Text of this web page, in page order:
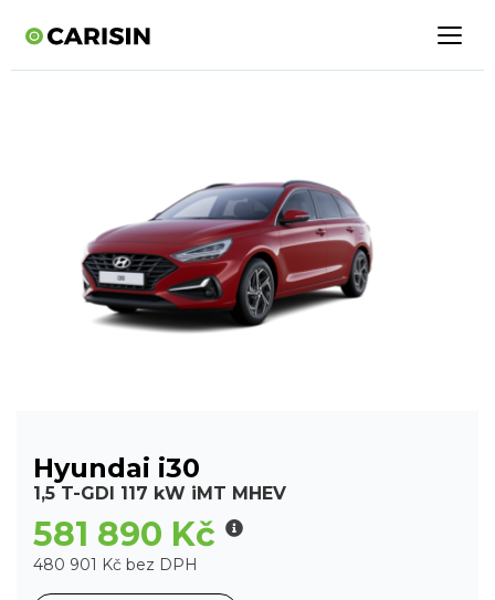
Hyundai i30
1,5 T-GDI 117 kW iMT MHEV
581 890 Kč
480 901 Kč bez DPH